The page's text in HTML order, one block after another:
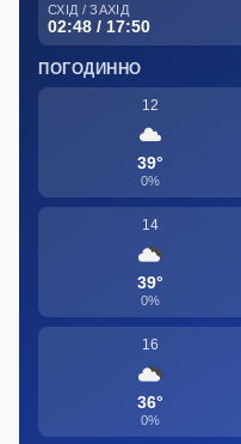
СХІД / ЗАХІД
02:48 / 17:50
ПОГОДИННО
12
39°
0%
14
39°
0%
16
36°
0%